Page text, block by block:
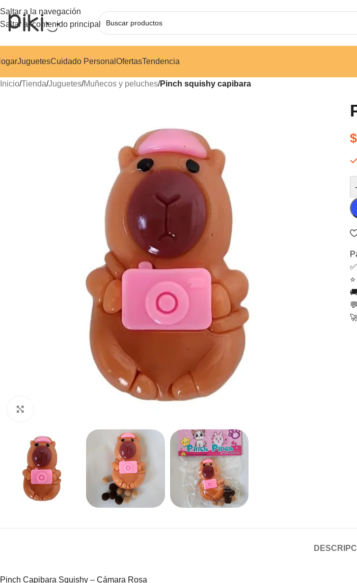
Saltar a la navegación
Saltar al contenido principal
JuguetesCuidado Personal OfertasTendencia
Inicio/Tienda/Juguetes/Muñecos y peluches/Pinch squishy capibara
$
-
Pinch Capibara Squishy – Cámara Rosa